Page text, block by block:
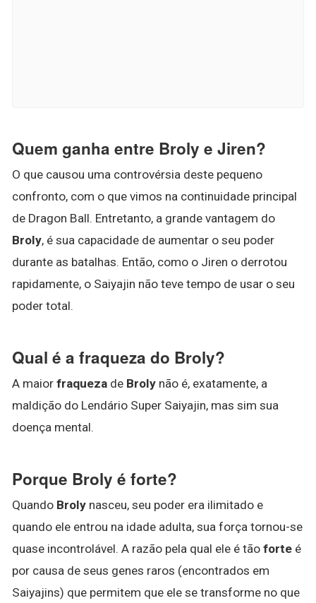
Quem ganha entre Broly e Jiren?
O que causou uma controvérsia deste pequeno
confronto, com o que vimos na continuidade principal
de Dragon Ball. Entretanto, a grande vantagem do
Broly, é sua capacidade de aumentar o seu poder
durante as batalhas. Então, como o Jiren o derrotou
rapidamente, o Saiyajin não teve tempo de usar o seu
poder total.
Qual é a fraqueza do Broly?
A maior fraqueza de Broly não é, exatamente, a
maldição do Lendário Super Saiyajin, mas sim sua
doença mental.
Porque Broly é forte?
Quando Broly nasceu, seu poder era ilimitado e
quando ele entrou na idade adulta, sua força tornou-se
quase incontrolável. A razão pela qual ele é tão forte é
por causa de seus genes raros (encontrados em
Saiyajins) que permitem que ele se transforme no que